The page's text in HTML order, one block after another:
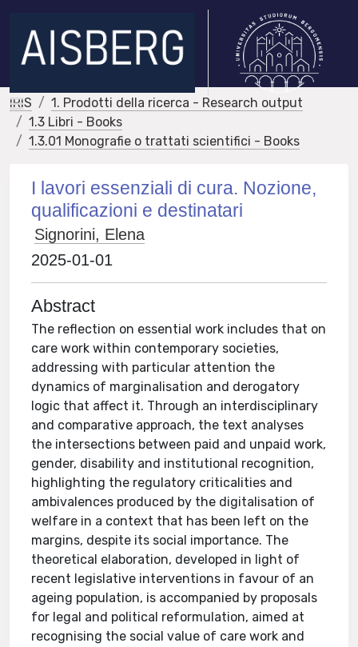
IRIS
1. Prodotti della ricerca - Research output
1.3 Libri - Books
1.3.01 Monografie o trattati scientifici - Books
I lavori essenziali di cura. Nozione,
qualificazioni e destinatari
Signorini, Elena
2025-01-01
Abstract
The reflection on essential work includes that on
care work within contemporary societies,
addressing with particular attention the
dynamics of marginalisation and derogatory
logic that affect it. Through an interdisciplinary
and comparative approach, the text analyses
the intersections between paid and unpaid work,
gender, disability and institutional recognition,
highlighting the regulatory criticalities and
ambivalences produced by the digitalisation of
welfare in a context that has been left on the
margins, despite its social importance. The
theoretical elaboration, developed in light of
recent legislative interventions in favour of an
ageing population, is accompanied by proposals
for legal and political reformulation, aimed at
recognising the social value of care work and